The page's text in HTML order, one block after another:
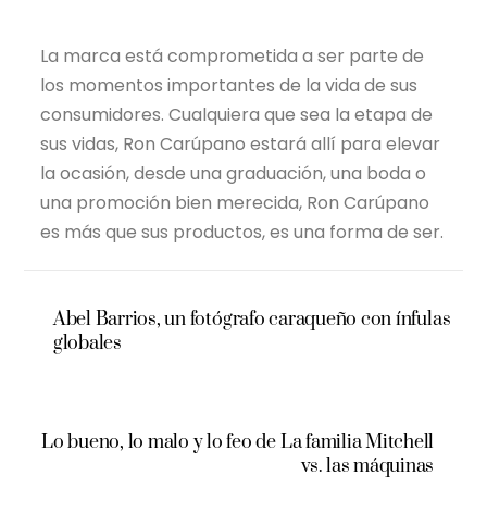
La marca está comprometida a ser parte de
los momentos importantes de la vida de sus
consumidores. Cualquiera que sea la etapa de
sus vidas, Ron Carúpano estará allí para elevar
la ocasión, desde una graduación, una boda o
una promoción bien merecida, Ron Carúpano
es más que sus productos, es una forma de ser.
Abel Barrios, un fotógrafo caraqueño con ínfulas
globales
Lo bueno, lo malo y lo feo de La familia Mitchell
vs. las máquinas